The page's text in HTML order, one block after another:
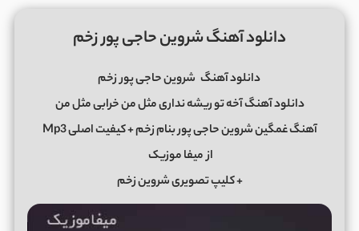
دانلود آهنگ شروین حاجی پور زخم
دانلود آهنگ شروین حاجی پورزخم
دانلود آهنگ آخه تو ریشه نداری مثل من خرابی مثل من
آهنگ غمگین شروین حاجی پور بنام زخم + کیفیت اصلی Mp3
ازمیفا موزیک
+ کلیپ تصویری شروین زخم